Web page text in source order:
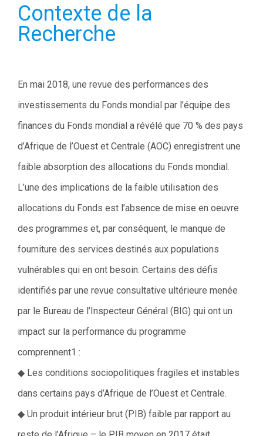
Contexte de la
Recherche
En mai 2018, une revue des performances des
investissements du Fonds mondial par l’équipe des
finances du Fonds mondial a révélé que 70 % des pays
d’Afrique de l’Ouest et Centrale (AOC) enregistrent une
faible absorption des allocations du Fonds mondial.
L’une des implications de la faible utilisation des
allocations du Fonds est l’absence de mise en oeuvre
des programmes et, par conséquent, le manque de
fourniture des services destinés aux populations
vulnérables qui en ont besoin. Certains des défis
identifiés par une revue consultative ultérieure menée
par le Bureau de l’Inspecteur Général (BIG) qui ont un
impact sur la performance du programme
comprennent1 :
◆ Les conditions sociopolitiques fragiles et instables
dans certains pays d’Afrique de l’Ouest et Centrale.
◆ Un produit intérieur brut (PIB) faible par rapport au